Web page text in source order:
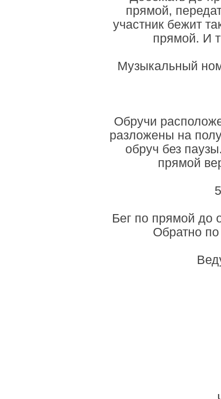
прямой,
участник бежит
прямой. И
Музыкальный
Обручи
разложены на
обруч без
прямой
Бег по прямой до
Обратно